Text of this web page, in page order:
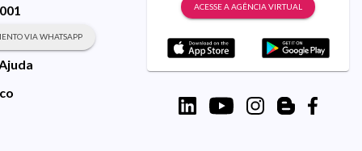
VIA WHATSAPP
ACESSE A AGÊNCIA VIRTUAL